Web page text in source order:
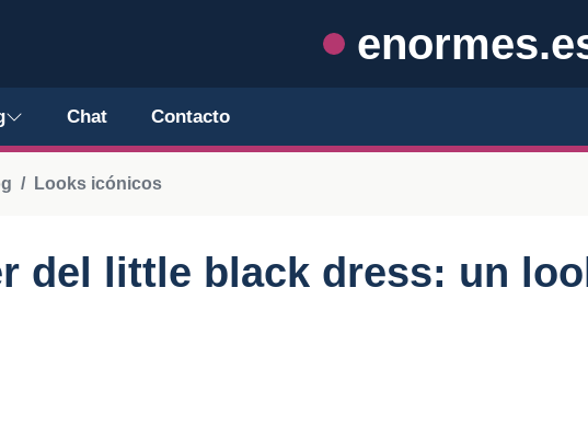
Chat Contacto
Looks icónicos
del little black dress: un